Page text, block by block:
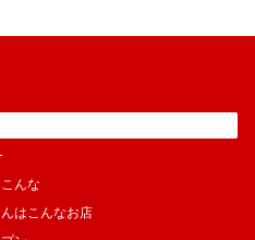
んな
はこんなお店